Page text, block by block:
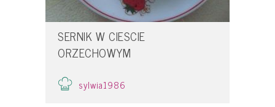
SERNIK W CIESCIE
ORZECHOWYM
sylwia1986